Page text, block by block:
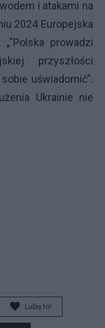
i atakami na
2024 Europejska
prowadzi
przyszłości
uświadomić”.
Ukrainie nie
Lubię to!